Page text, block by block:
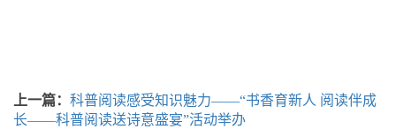
上一篇： 科普阅读感受知识魅力——“书香育新人 阅读伴成
长——科普阅读送诗意盛宴”活动举办